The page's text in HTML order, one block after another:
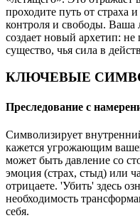
проходите путь от
контроля и свободы. Ваша
создает новый архетип: не
существо, чья сила в
КЛЮЧЕВЫЕ
Преследование с
Символизирует
кажется угрожающим
может быть давление со
эмоция (страх, стыд) или
отрицаете. 'Убить' здесь
необходимость
себя.